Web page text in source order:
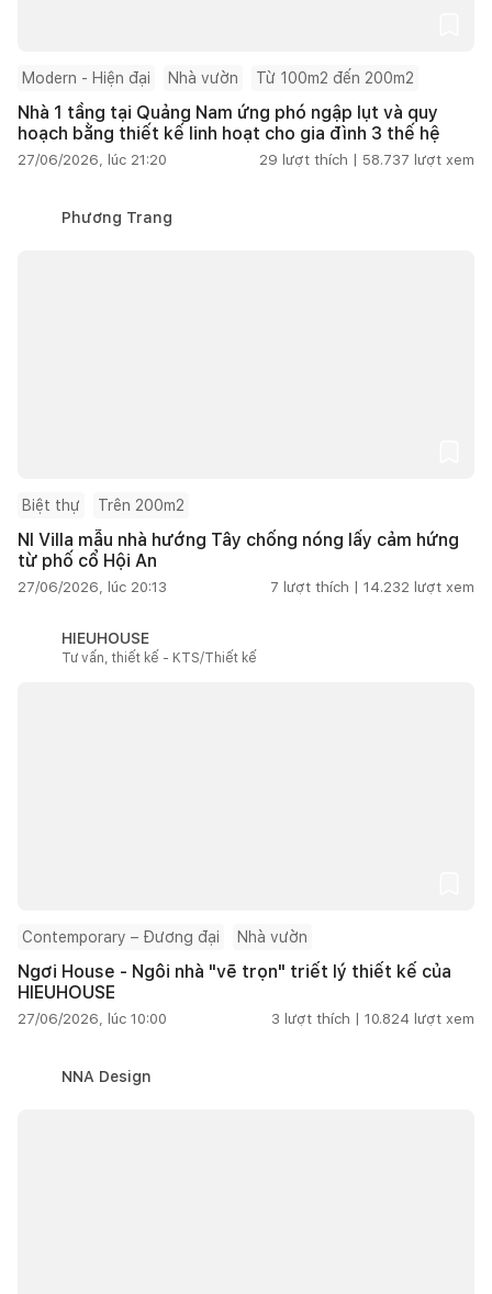
Modern - Hiện đại Nhà vườn Từ 100m2 đến 200m2
Nhà 1 tầng tại Quảng Nam ứng phó ngập lụt và quy
hoạch bằng thiết kế linh hoạt cho gia đình 3 thế hệ
27/06/2026, lúc 21:20 29 lượt thích | 58.737 lượt xem
Phương Trang
Biệt thự Trên 200m2
NI Villa mẫu nhà hướng Tây chống nóng lấy cảm hứng
từ phố cổ Hội An
27/06/2026, lúc 20:13 7 lượt thích | 14.232 lượt xem
HIEUHOUSE
Tư vấn, thiết kế - KTS/Thiết kế
Contemporary – Đương đại Nhà vườn
Ngơi House - Ngôi nhà "vẽ trọn" triết lý thiết kế của
HIEUHOUSE
27/06/2026, lúc 10:00 3 lượt thích | 10.824 lượt xem
NNA Design